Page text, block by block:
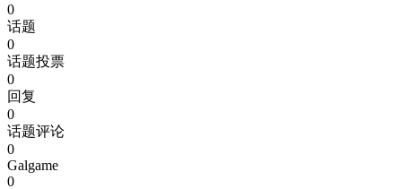
0
话题
0
话题投票
0
回复
0
话题评论
0
Galgame
0